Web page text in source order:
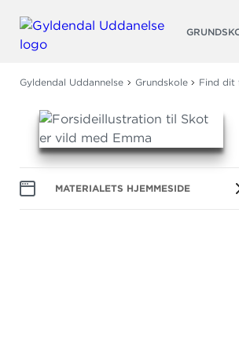
Gyldendal Uddannelse Grundskole Find dit
MATERIALETS HJEMMESIDE